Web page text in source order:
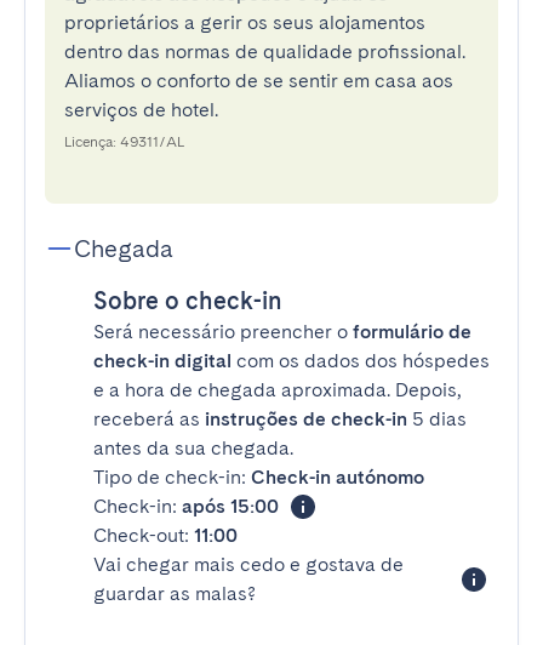
proprietários a gerir os seus alojamentos
dentro das normas de qualidade profissional.
Aliamos o conforto de se sentir em casa aos
serviços de hotel.
Licença: 49311/AL
Chegada
Sobre o check-in
Será necessário preencher o formulário de
check-in digital com os dados dos hóspedes
e a hora de chegada aproximada. Depois,
receberá as instruções de check-in 5 dias
antes da sua chegada.
Tipo de check-in: Check-in autónomo
Check-in: após 15:00
Check-out: 11:00
Vai chegar mais cedo e gostava de
guardar as malas?